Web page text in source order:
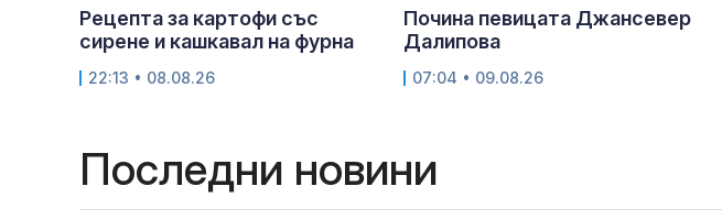
Рецепта за картофи със
сирене и кашкавал на фурна
22:13 • 08.08.26
Почина певицата Джансевер
Далипова
07:04 • 09.08.26
Последни новини